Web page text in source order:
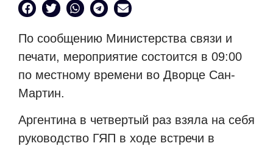
По сообщению Министерства связи и
печати, мероприятие состоится в 09:00
по местному времени во Дворце Сан-
Мартин.
Аргентина в четвертый раз взяла на себя
руководство ГЯП в ходе встречи в